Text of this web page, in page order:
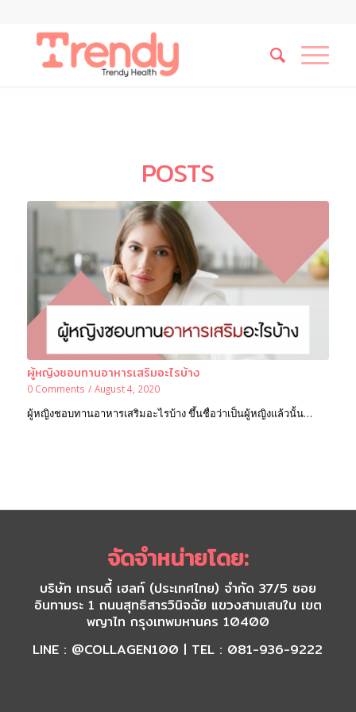
POSTS
ผู้หญิงชอบทานอาหารเสริมอะไรบ้าง
0 Comments / August 4, 2020
ผู้หญิงชอบทานอาหารเสริมอะไรบ้าง ขึ้นชื่อว่าเป็นผู้หญิงแล้วนั้น…
จัดจำหน่ายโดย:
บริษัท เทรนดี้ เฮลท์ (ประเทศไทย) จำกัด 37/5 ซอย
อินทามระ 1 ถนนสุทธิสารวินิจฉัย แขวงสามเสนใน เขต
พญาไท กรุงเทพมหานคร 10400
LINE : @COLLAGEN100 | TEL : 081-936-9222